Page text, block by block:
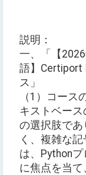
説明：
一、「【
語】Certiport
ス」
（1）コース
キストベー
の選択肢で
く、複雑な
は、Python
に焦点を当